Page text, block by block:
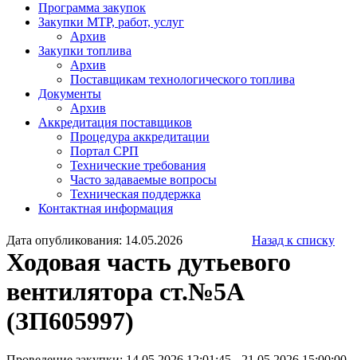
Программа закупок
Закупки МТР, работ, услуг
Архив
Закупки топлива
Архив
Поставщикам технологического топлива
Документы
Архив
Аккредитация поставщиков
Процедура аккредитации
Портал СРП
Технические требования
Часто задаваемые вопросы
Техническая поддержка
Контактная информация
Дата опубликования: 14.05.2026 Назад к списку
Ходовая часть дутьевого
вентилятора ст.№5А
(ЗП605997)